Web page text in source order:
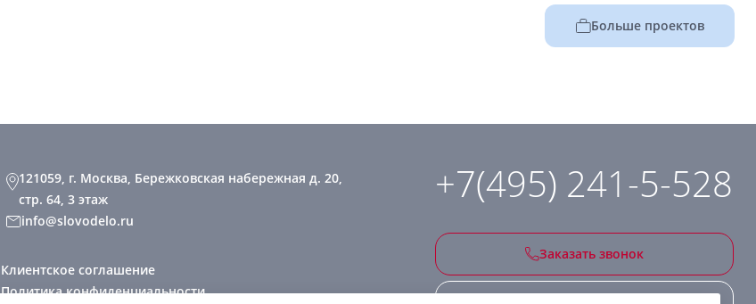
Больше проектов
121059, г. Москва, Бережковская набережная д. 20,
стр. 64, 3 этаж
info@slovodelo.ru
+7(495) 241-5-528
Заказать звонок
Клиентское соглашение
Политика конфиденциальности